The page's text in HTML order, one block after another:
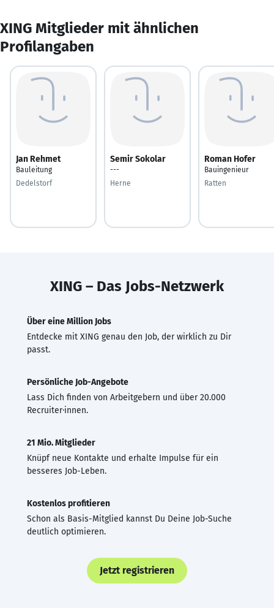
XING Mitglieder mit ähnlichen
Profilangaben
Jan Rehmet
Bauleitung
Dedelstorf
Semir Sokolar
---
Herne
Roman Hofer
Bauingenieur
Ratten
XING – Das Jobs-Netzwerk
Über eine Million Jobs
Entdecke mit XING genau den Job, der wirklich zu Dir
passt.
Persönliche Job-Angebote
Lass Dich finden von Arbeitgebern und über 20.000
Recruiter·innen.
21 Mio. Mitglieder
Knüpf neue Kontakte und erhalte Impulse für ein
besseres Job-Leben.
Kostenlos profitieren
Schon als Basis-Mitglied kannst Du Deine Job-Suche
deutlich optimieren.
Jetzt registrieren